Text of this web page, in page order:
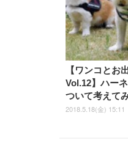
【ワンコとお
Vol.12】ハー
ついて考えて
2018.5.18(金) 15:11